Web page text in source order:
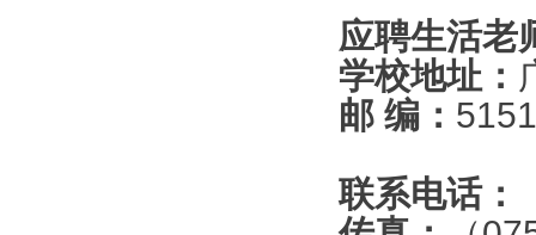
应聘生活老
学校地址：
邮 编：
联系电话：